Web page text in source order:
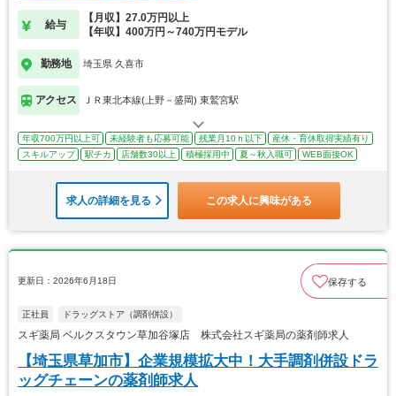
給与
【月収】27.0万円以上
【年収】400万円～740万円モデル
勤務地 埼玉県 久喜市
アクセス ＪＲ東北本線(上野－盛岡) 東鷲宮駅
年収700万円以上可 未経験者も応募可能 残業月10ｈ以下
産休・育休取得実績有り
スキルアップ
駅チカ 店舗数30以上 積極採用中 夏～秋入職可 WEB面接OK
求人の詳細を見る この求人に興味がある
更新日：2026年6月18日 保存する
正社員 ドラッグストア（調剤併設）
スギ薬局 ベルクスタウン草加谷塚店 株式会社スギ薬局の薬剤師求人
【埼玉県草加市】企業規模拡大中！大手調剤併設ドラ
ッグチェーンの薬剤師求人